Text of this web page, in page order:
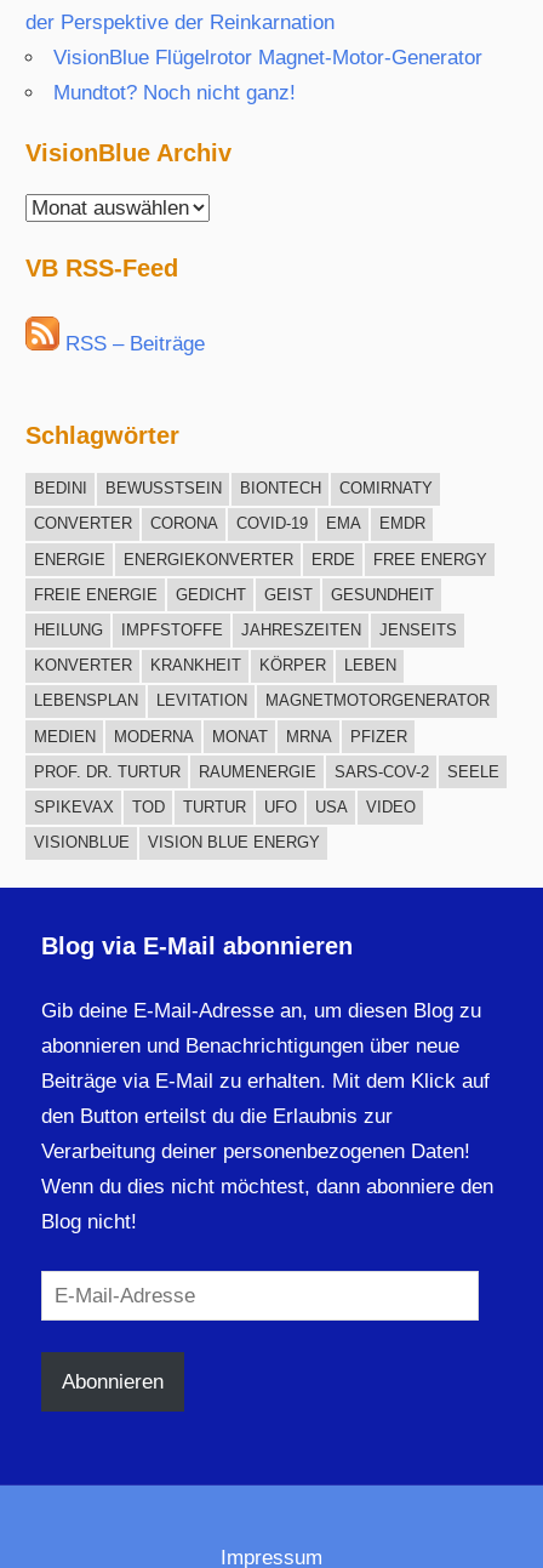
der Perspektive der Reinkarnation
VisionBlue Flügelrotor Magnet-Motor-Generator
Mundtot? Noch nicht ganz!
VisionBlue Archiv
VisionBlue
VB RSS-Feed
RSS – Beiträge
Schlagwörter
BEDINI BEWUSSTSEIN BIONTECH
COMIRNATY
CONVERTER
CORONA COVID-19 EMA
EMDR
ENERGIE
ENERGIEKONVERTER ERDE
FREE ENERGY
FREIE ENERGIE
GEDICHT GEIST
GESUNDHEIT
HEILUNG
IMPFSTOFFE JAHRESZEITEN
JENSEITS
KONVERTER
KRANKHEIT KÖRPER
LEBEN
LEBENSPLAN
LEVITATION
MAGNETMOTORGENERATOR
MEDIEN
MODERNA MONAT MRNA
PFIZER
PROF. DR. TURTUR
RAUMENERGIE SARS-COV-2
SEELE
SPIKEVAX
TOD TURTUR UFO USA
VIDEO
VISIONBLUE
VISION BLUE ENERGY
Blog via E-Mail abonnieren
Gib deine E-Mail-Adresse an, um diesen Blog zu
abonnieren und Benachrichtigungen über neue
Beiträge via E-Mail zu erhalten. Mit dem Klick auf
den Button erteilst du die Erlaubnis zur
Verarbeitung deiner personenbezogenen Daten!
Wenn du dies nicht möchtest, dann abonniere den
Blog nicht!
E-
Mail-
Adresse
Abonnieren
Impressum